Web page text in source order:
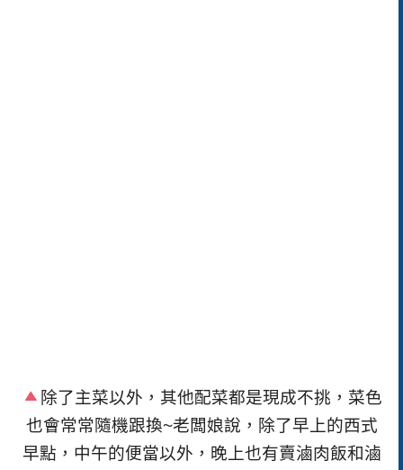
除了主菜以外，其他配菜都是現成不挑，菜色
也會常常隨機跟換~老闆娘說，除了早上的西式
早點，中午的便當以外，晚上也有賣滷肉飯和滷